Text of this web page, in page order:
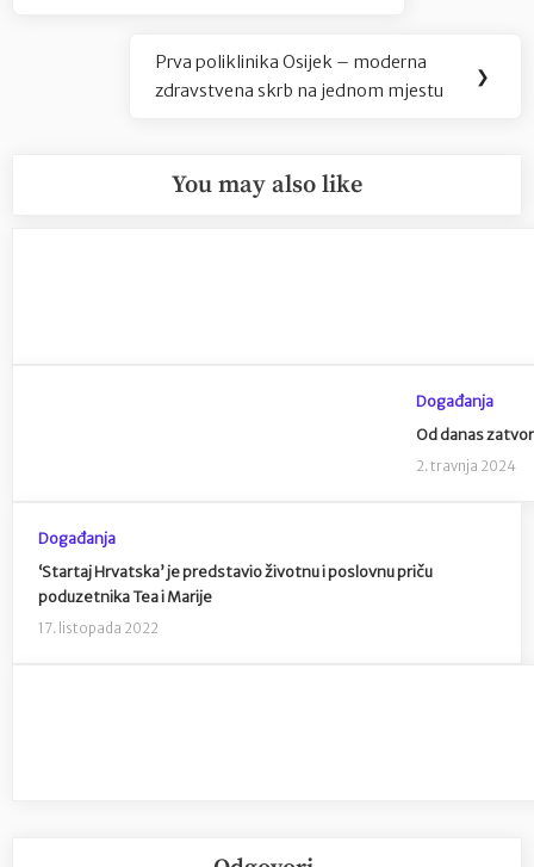
Next
Post:
Prva poliklinika Osijek – moderna
zdravstvena skrb na jednom mjestu
❯
You may also like
Događanja
Od danas
2. travnja 2024
Događanja
‘Startaj Hrvatska’ je predstavio životnu i poslovnu priču
poduzetnika Tea i Marije
17. listopada 2022